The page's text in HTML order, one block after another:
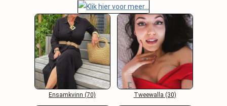
Ensamkvinn (70) Tweewalla (30)